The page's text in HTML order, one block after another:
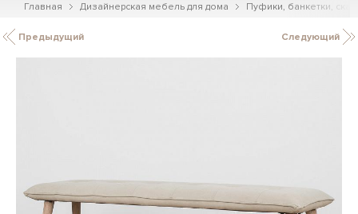
Главная Дизайнерская мебель для дома Пуфики, банкетки,
Предыдущий Следующий